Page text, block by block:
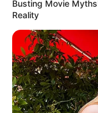
Busting Movie
Reality